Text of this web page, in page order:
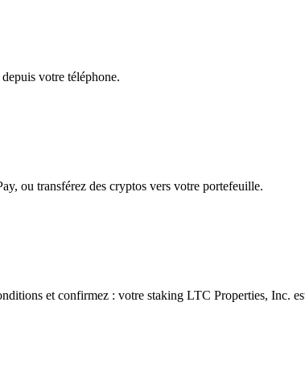
votre téléphone.
ou transférez des cryptos vers votre portefeuille.
et confirmez : votre staking LTC Properties, Inc.